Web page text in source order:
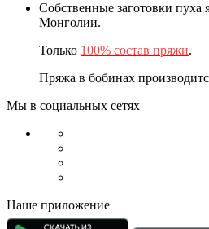
Собственные заготовки пуха
Монголии.
Только 100% состав пряжи.
Пряжа в бобинах
Мы в социальных сетях
Наше приложение